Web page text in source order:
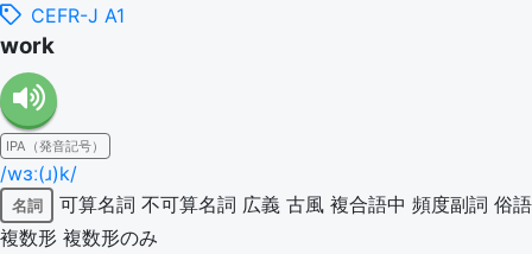
CEFR-J A1
work
IPA（発音記号）
/wɜː(ɹ)k/
名詞 可算名詞 不可算名詞 広義 古風 複合語中 頻度副詞 俗語
複数形 複数形のみ